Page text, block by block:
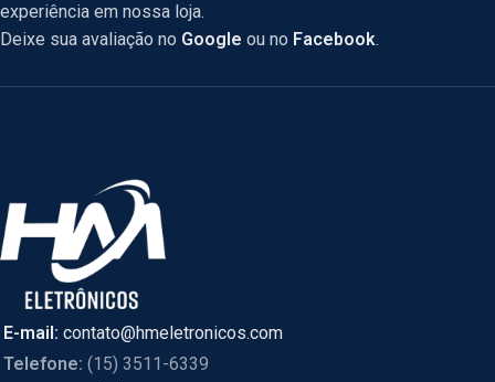
experiência em nossa loja.
Deixe sua avaliação no Google ou no Facebook.
E-mail: contato@hmeletronicos.com
Telefone: (15) 3511-6339